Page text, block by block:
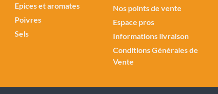
Epices et aromates
Poivres
Sels
Nos points de vente
Espace pros
Informations livraison
Conditions Générales de
Vente